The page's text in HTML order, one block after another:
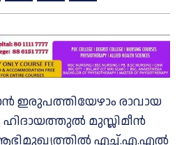
ഇരുപത്തിയേഴാം രാവായ
ഹിദായത്തുൽ മുസ്ലിമീൻ
എച്ച്.എ.എൽ